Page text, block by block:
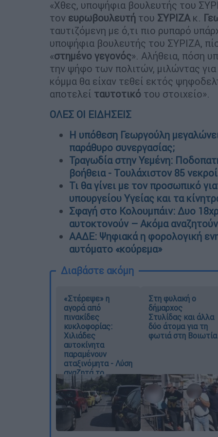
«Χθες, υποψήφια βουλευτής του
τον ευρωβουλευτή του ΣΥΡΙΖΑ κ.
ταυτιζόμενη με ό,τι πιο ρυπαρό
υποψήφια βουλευτής του ΣΥΡΙΖΑ,
«στημένο γεγονός». Αλήθεια, πόση
την ψήφο των πολιτών, μιλώντας για
κόμμα θα είχαν τεθεί εκτός
αποτελεί ταυτοτικό του στοιχείο».
ΟΛΕΣ ΟΙ ΕΙΔΗΣΕΙΣ
Η υπόθεση Γεωργούλη
παράθυρο συνεργασίας;
Τραγωδία στην Υεμένη:
βοήθεια - Τουλάχιστον 85
Τι θα γίνει με τον προσωπικό
υπουργείου Υγείας και τα
Σφαγή στο Κολουμπάιν: Δυο
αυτοκτονούν – Ακόμα
ΑΑΔΕ: Ψηφιακά η φορολογική
αυτόματο «κούρεμα»
Διαβάστε ακόμη
«Στέρεψε» η
αγορά από
πινακίδες
κυκλοφορίας:
Χιλιάδες
αυτοκίνητα
παραμένουν
αταξινόμητα - Λύση
αναζητά το
υπουργείο
Στη φυλακή ο
δήμαρχος
Στυλίδας και άλλα
δύο άτομα για τη
φωτιά στη Βοιωτία